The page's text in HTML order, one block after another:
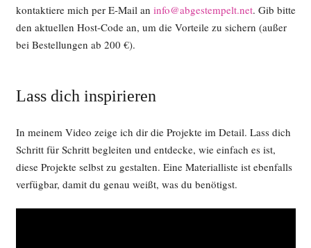
kontaktiere mich per E-Mail an info@abgestempelt.net. Gib bitte
den aktuellen Host-Code an, um die Vorteile zu sichern (außer
bei Bestellungen ab 200 €).
Lass dich inspirieren
In meinem Video zeige ich dir die Projekte im Detail. Lass dich
Schritt für Schritt begleiten und entdecke, wie einfach es ist,
diese Projekte selbst zu gestalten. Eine Materialliste ist ebenfalls
verfügbar, damit du genau weißt, was du benötigst.